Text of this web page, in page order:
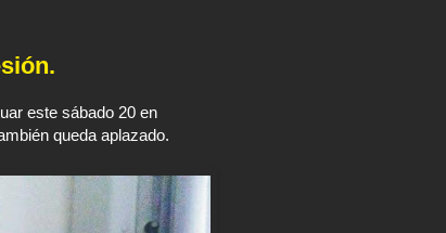
este sábado 20 en
queda aplazado.